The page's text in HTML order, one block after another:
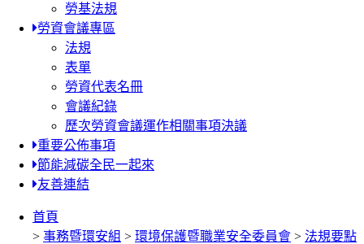
勞基法規
勞資會議專區
法規
表單
勞資代表名冊
會議紀錄
歷次勞資會議運作相關事項決議
重要公佈事項
節能減碳全民一起來
友善連結
首頁
> 事務暨環安組 > 環境保護暨職業安全委員會 > 法規要點